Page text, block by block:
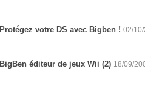
Protégez votre DS avec Bigben ! 02/
BigBen éditeur de jeux Wii (2) 18/09/